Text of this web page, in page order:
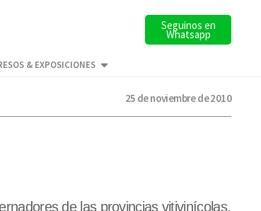
Seguinos en
Whatsapp
& EXPOSICIONES
25 de noviembre de 2010
de las provincias vitivinícolas.